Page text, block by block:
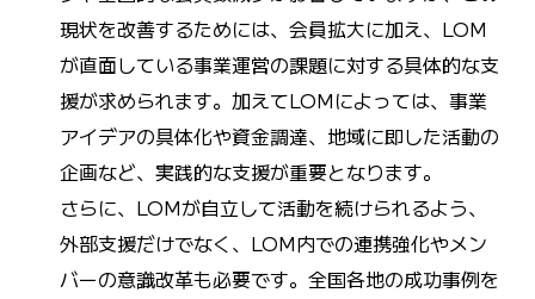
現状を改善するためには、会員拡大に加え、LOM
が直面している事業運営の課題に対する具体的な支
援が求められます。加えてLOMによっては、事業
アイデアの具体化や資金調達、地域に即した活動の
企画など、実践的な支援が重要となります。
さらに、LOMが自立して活動を続けられるよう、
外部支援だけでなく、LOM内での連携強化やメン
バーの意識改革も必要です。全国各地の成功事例を